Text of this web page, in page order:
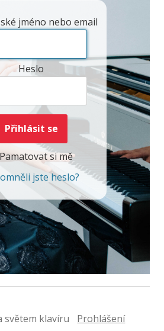
jméno nebo email
Heslo
Pamatovat si mě
jste heslo?
světem klavíru Prohlášení